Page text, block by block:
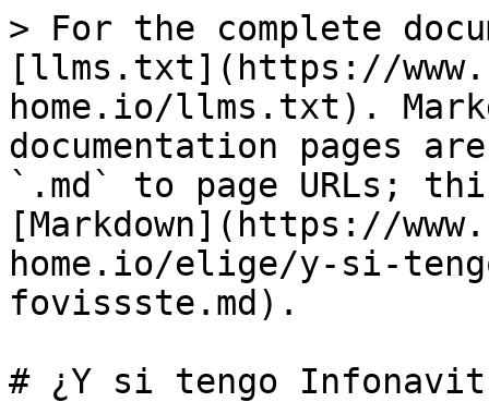
> For the complete
[llms.txt](https://
home.io/llms.txt).
documentation pages
`.md` to page URLs;
[Markdown](https://
home.io/elige/y-si-
fovissste.md).
# ¿Y si tengo